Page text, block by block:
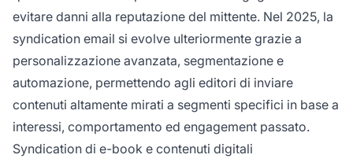
evitare danni alla reputazione del mittente. Nel 2025, la
syndication email si evolve ulteriormente grazie a
personalizzazione avanzata, segmentazione e
automazione, permettendo agli editori di inviare
contenuti altamente mirati a segmenti specifici in base a
interessi, comportamento ed engagement passato.
Syndication di e-book e contenuti digitali